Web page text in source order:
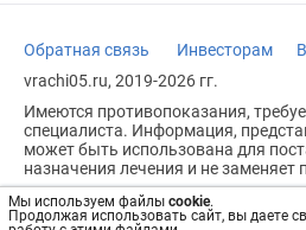
Мы используем файлы cookie.
Продолжая использовать сайт, вы даете
Обратная связь Инвесторам
vrachi05.ru, 2019-2026 гг.
Имеются противопоказания,
специалиста. Информация,
может быть использована для
назначения лечения и не заменяет
Возрастное ограничение: 18+